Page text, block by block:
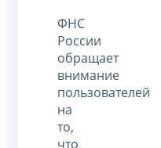
ФНС
России
обращает
внимание
пользователей
на
то,
что